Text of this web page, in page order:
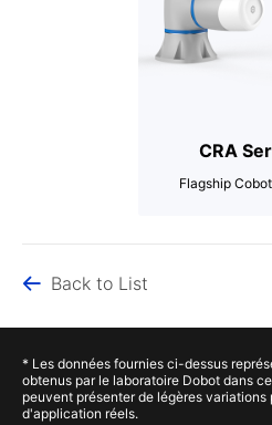
CRA
Flagship
Back to List
* Les données fournies ci-dessus
obtenus par le laboratoire Dobot dans
peuvent présenter de légères variations
d'application réels.